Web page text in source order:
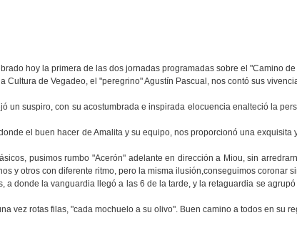
hoy la primera de las dos jornadas programadas sobre el "Camino
de Vegadeo, el "peregrino" Agustín Pascual, nos contó sus
un suspiro, con su acostumbrada e inspirada elocuencia enalteció la
el buen hacer de Amalita y su equipo, nos proporcionó una
pusimos rumbo "Acerón" adelante en dirección a Miou, sin
y otros con diferente ritmo, pero la misma ilusión,conseguimos coronar
a donde la vanguardia llegó a las 6 de la tarde, y la retaguardia se
vez rotas filas, "cada mochuelo a su olivo". Buen camino a todos en su